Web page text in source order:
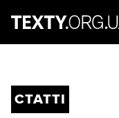
СТАТТІ